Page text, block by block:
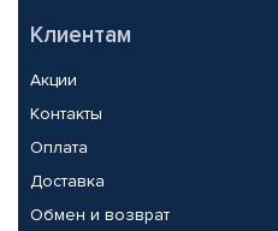
Клиентам
Акции
Контакты
Оплата
Доставка
Обмен и возврат